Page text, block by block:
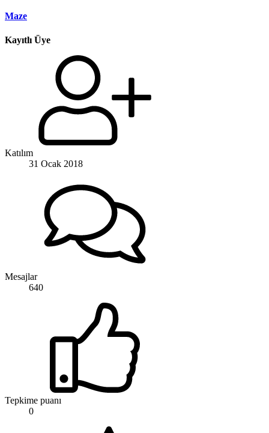
Maze
Kayıtlı Üye
Katılım
31 Ocak 2018
Mesajlar
640
Tepkime puanı
0